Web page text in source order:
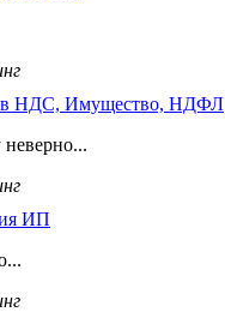
НДС, Имущество, НДФЛ
ИП